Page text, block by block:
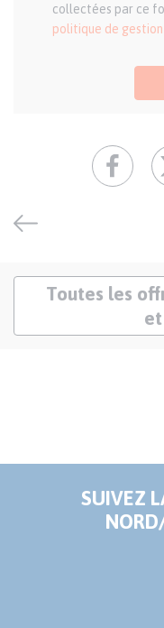
collectées par ce
politique de
Toutes les
SUIVEZ